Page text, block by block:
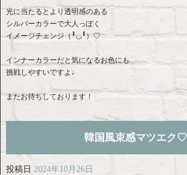
光に当たるとより透明感のある
シルバーカラーで大人っぽく
イメージチェンジ（╹◡╹）♡
インナーカラーだと気になるお色にも
挑戦しやすいですよ♩
またお待ちしております！
韓国風束感マツエク♡
投稿日 2024年10月26日